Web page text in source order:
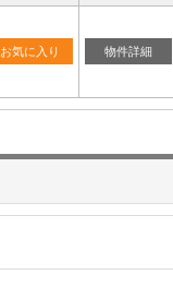
お気に入り 物件詳細